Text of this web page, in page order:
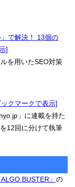
で解決！ 13個の
を用いたSEO対策
」に連載を持た
12回に分けて執筆
ALGO BUSTER」 の